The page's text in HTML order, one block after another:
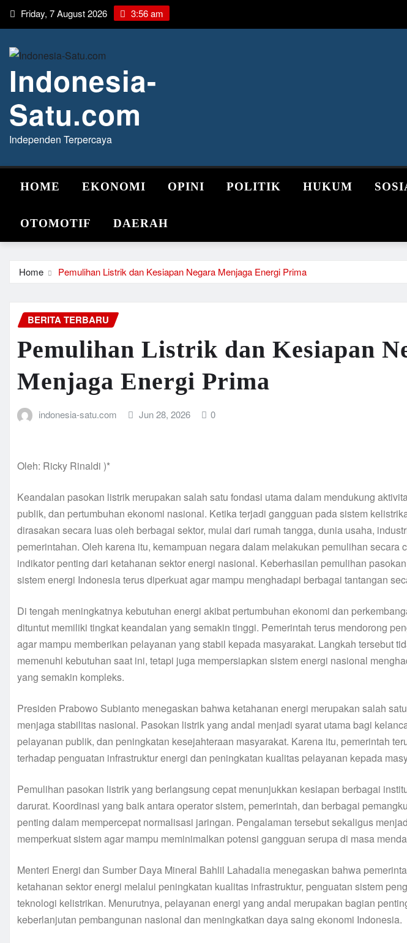
Skip Friday, 7 August 2026 3:56 am
Indonesia-
Satu.com
Independen Terpercaya
HOME EKONOMI OPINI POLITIK HUKUM
OTOMOTIF DAERAH
Home Pemulihan Listrik dan Kesiapan Negara Menjaga Energi Prima
BERITA TERBARU
Pemulihan Listrik dan Kesiapan
Menjaga Energi Prima
indonesia-satu.com Jun 28, 2026 0
Oleh: Ricky Rinaldi )*
Keandalan pasokan listrik merupakan salah satu fondasi utama dalam mendukung
publik, dan pertumbuhan ekonomi nasional. Ketika terjadi gangguan pada sistem
dirasakan secara luas oleh berbagai sektor, mulai dari rumah tangga, dunia usaha,
pemerintahan. Oleh karena itu, kemampuan negara dalam melakukan pemulihan secara
indikator penting dari ketahanan sektor energi nasional. Keberhasilan pemulihan
sistem energi Indonesia terus diperkuat agar mampu menghadapi berbagai tantangan
Di tengah meningkatnya kebutuhan energi akibat pertumbuhan ekonomi dan
dituntut memiliki tingkat keandalan yang semakin tinggi. Pemerintah terus mendorong
agar mampu memberikan pelayanan yang stabil kepada masyarakat. Langkah tersebut
memenuhi kebutuhan saat ini, tetapi juga mempersiapkan sistem energi nasional
yang semakin kompleks.
Presiden Prabowo Subianto menegaskan bahwa ketahanan energi merupakan salah
menjaga stabilitas nasional. Pasokan listrik yang andal menjadi syarat utama bagi
pelayanan publik, dan peningkatan kesejahteraan masyarakat. Karena itu, pemerintah
terhadap penguatan infrastruktur energi dan peningkatan kualitas pelayanan kepada
Pemulihan pasokan listrik yang berlangsung cepat menunjukkan kesiapan berbagai
darurat. Koordinasi yang baik antara operator sistem, pemerintah, dan berbagai
penting dalam mempercepat normalisasi jaringan. Pengalaman tersebut sekaligus
memperkuat sistem agar mampu meminimalkan potensi gangguan serupa di masa
Menteri Energi dan Sumber Daya Mineral Bahlil Lahadalia menegaskan bahwa
ketahanan sektor energi melalui peningkatan kualitas infrastruktur, penguatan sistem
teknologi kelistrikan. Menurutnya, pelayanan energi yang andal merupakan bagian
keberlanjutan pembangunan nasional dan meningkatkan daya saing ekonomi Indonesia.